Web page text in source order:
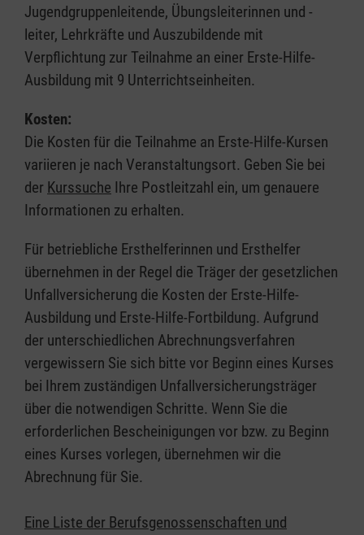
Jugendgruppenleitende, Übungsleiterinnen und -
leiter, Lehrkräfte und Auszubildende mit
Verpflichtung zur Teilnahme an einer Erste-Hilfe-
Ausbildung mit 9 Unterrichtseinheiten.
Kosten:
Die Kosten für die Teilnahme an Erste-Hilfe-Kursen
variieren je nach Veranstaltungsort. Geben Sie bei
der Kurssuche Ihre Postleitzahl ein, um genauere
Informationen zu erhalten.
Für betriebliche Ersthelferinnen und Ersthelfer
übernehmen in der Regel die Träger der gesetzlichen
Unfallversicherung die Kosten der Erste-Hilfe-
Ausbildung und Erste-Hilfe-Fortbildung. Aufgrund
der unterschiedlichen Abrechnungsverfahren
vergewissern Sie sich bitte vor Beginn eines Kurses
bei Ihrem zuständigen Unfallversicherungsträger
über die notwendigen Schritte. Wenn Sie die
erforderlichen Bescheinigungen vor bzw. zu Beginn
eines Kurses vorlegen, übernehmen wir die
Abrechnung für Sie.
Eine Liste der Berufsgenossenschaften und